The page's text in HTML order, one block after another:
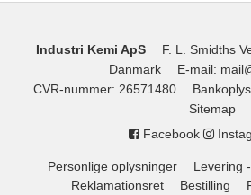
Industri Kemi ApS F. L. Smidths
Danmark
E-mail:
CVR-nummer: 26571480
Sitemap
Facebook
Personlige oplysninger Levering
Reklamationsret
Bestilling